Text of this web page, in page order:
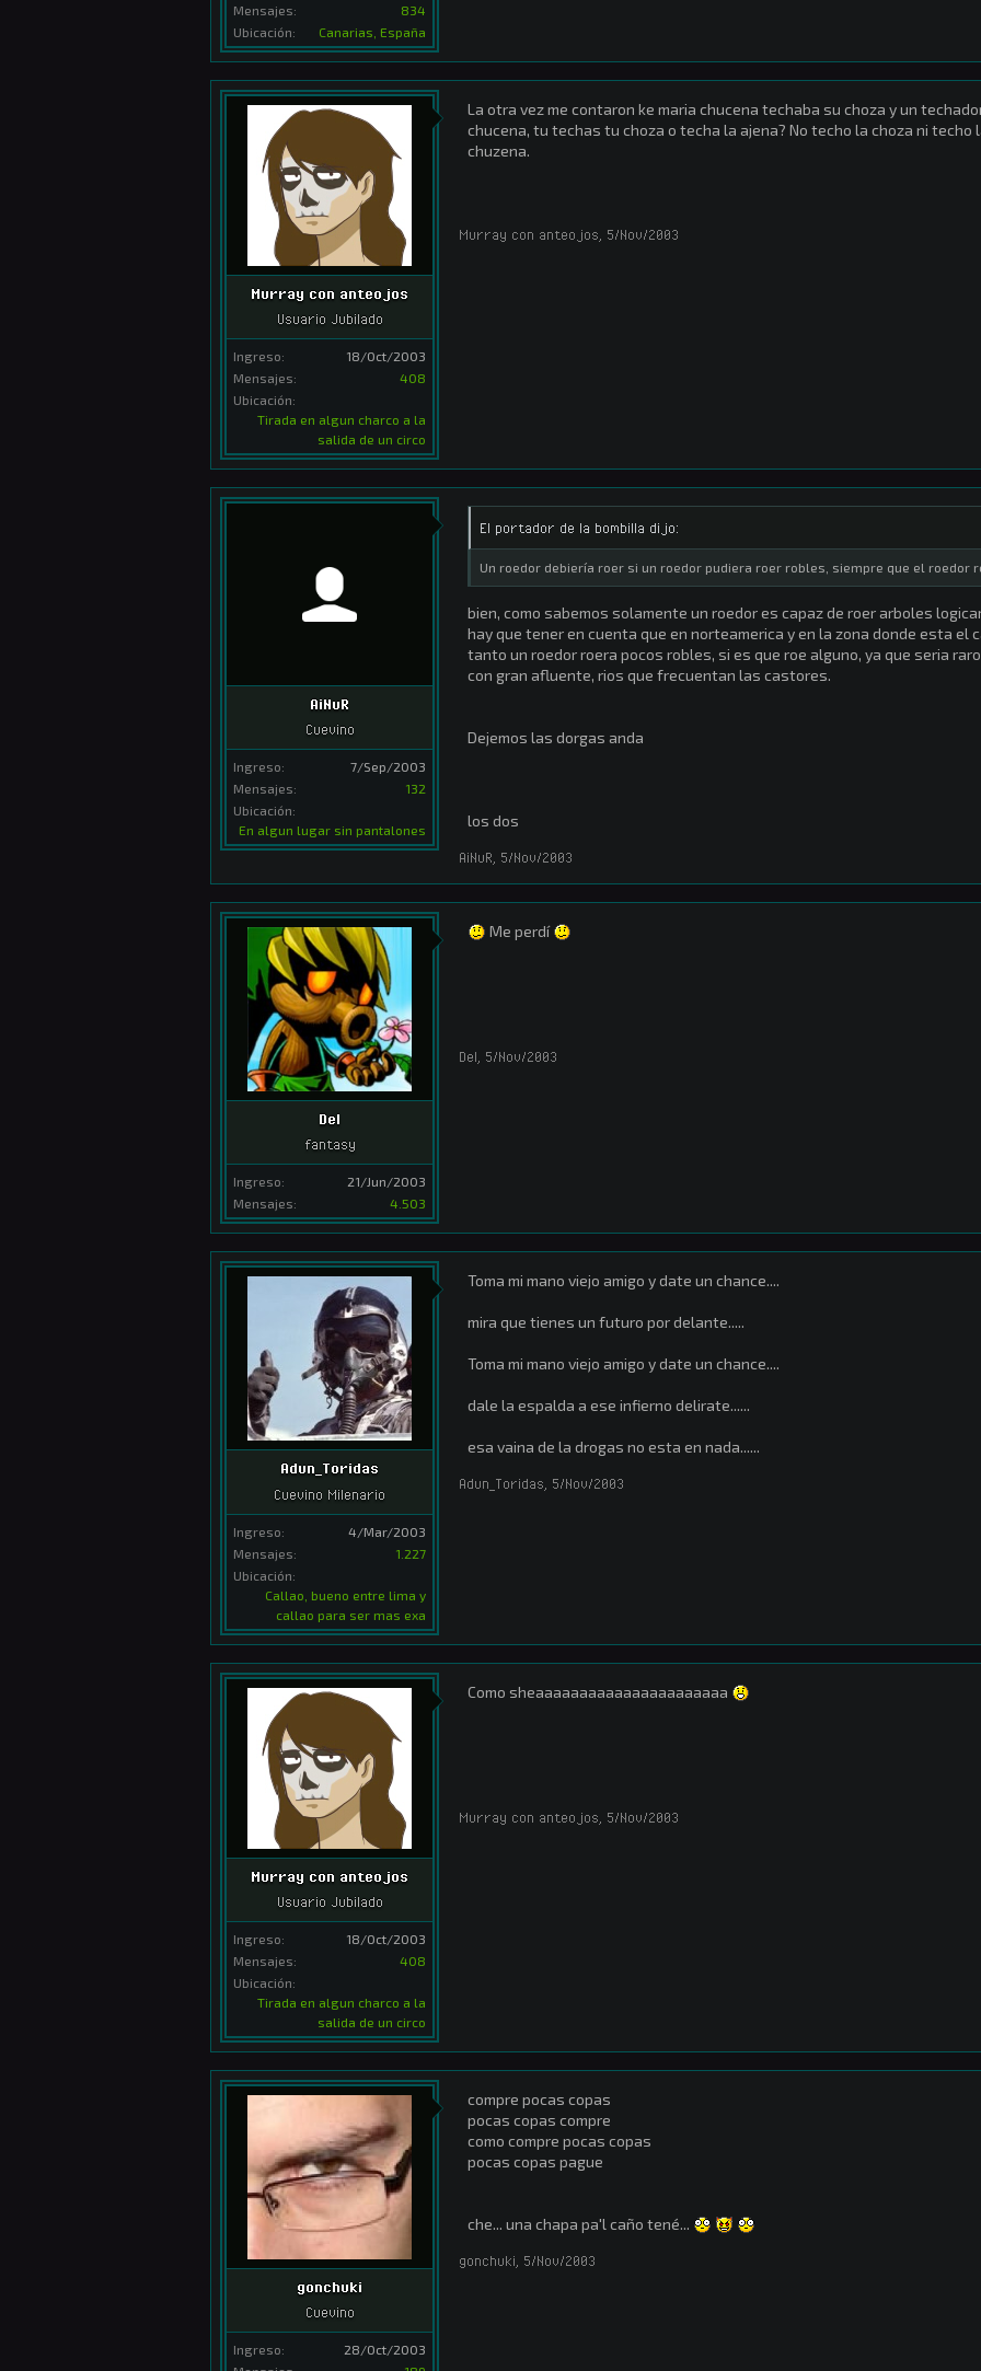
Mensajes:
834
Ubicación:
Canarias, España
Murray con anteojos
Usuario Jubilado
Ingreso:
18/Oct/2003
Mensajes:
408
Ubicación:
Tirada en algun charco a la
salida de un circo
La otra vez me contaron ke maria chucena techaba su choza y un
chucena, tu techas tu choza o techa la ajena? No techo la choza ni techo
chuzena.
Murray con anteojos 5/Nov/2003
AiNuR
Cuevino
Ingreso:
7/Sep/2003
Mensajes:
132
Ubicación:
En algun lugar sin pantalones
El portador de la bombilla dijo:
Un roedor debiería roer si un roedor pudiera roer robles, siempre que el roedor
bien, como sabemos solamente un roedor es capaz de roer arboles
hay que tener en cuenta que en norteamerica y en la zona donde esta el
tanto un roedor roera pocos robles, si es que roe alguno, ya que seria
con gran afluente, rios que frecuentan las castores.
Dejemos las dorgas anda
los dos
AiNuR 5/Nov/2003
Del
fantasy
Ingreso:
21/Jun/2003
Mensajes:
4.503
Me perdí
Del 5/Nov/2003
Adun_Toridas
Cuevino Milenario
Ingreso:
4/Mar/2003
Mensajes:
1.227
Ubicación:
Callao, bueno entre lima y
callao para ser mas exa
Toma mi mano viejo amigo y date un chance....
mira que tienes un futuro por delante.....
Toma mi mano viejo amigo y date un chance....
dale la espalda a ese infierno delirate......
esa vaina de la drogas no esta en nada......
Adun_Toridas, 5/Nov/2003
Murray con anteojos
Usuario Jubilado
Ingreso:
18/Oct/2003
Mensajes:
408
Ubicación:
Tirada en algun charco a la
salida de un circo
Como sheaaaaaaaaaaaaaaaaaaaaaa
Murray con anteojos 5/Nov/2003
gonchuki
Cuevino
Ingreso:
28/Oct/2003
compre pocas copas
pocas copas compre
como compre pocas copas
pocas copas pague
che... una chapa pa'l caño tené...
gonchuki 5/Nov/2003